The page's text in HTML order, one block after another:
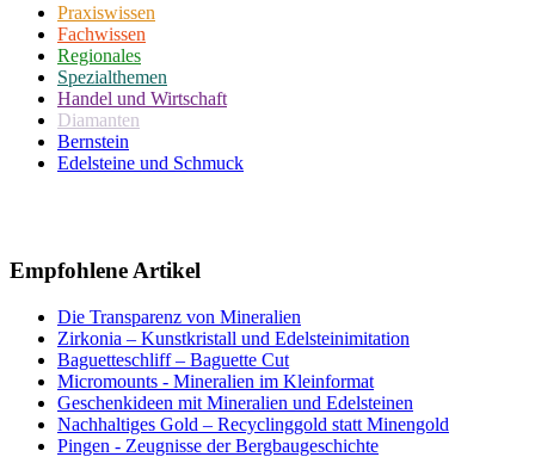
Praxiswissen
Fachwissen
Regionales
Spezialthemen
Handel und Wirtschaft
Diamanten
Bernstein
Edelsteine und Schmuck
Empfohlene Artikel
Die Transparenz von Mineralien
Zirkonia – Kunstkristall und Edelsteinimitation
Baguetteschliff – Baguette Cut
Micromounts - Mineralien im Kleinformat
Geschenkideen mit Mineralien und Edelsteinen
Nachhaltiges Gold – Recyclinggold statt Minengold
Pingen - Zeugnisse der Bergbaugeschichte